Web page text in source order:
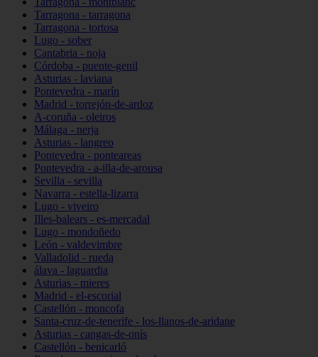
Tarragona - tarragona
Tarragona - tortosa
Lugo - sober
Cantabria - noja
Córdoba - puente-genil
Asturias - laviana
Pontevedra - marín
Madrid - torrejón-de-ardoz
A-coruña - oleiros
Málaga - nerja
Asturias - langreo
Pontevedra - ponteareas
Pontevedra - a-illa-de-arousa
Sevilla - sevilla
Navarra - estella-lizarra
Lugo - viveiro
Illes-balears - es-mercadal
Lugo - mondoñedo
León - valdevimbre
Valladolid - rueda
álava - laguardia
Asturias - mieres
Madrid - el-escorial
Castellón - moncofa
Santa-cruz-de-tenerife - los-llanos-de-aridane
Asturias - cangas-de-onís
Castellón - benicarló